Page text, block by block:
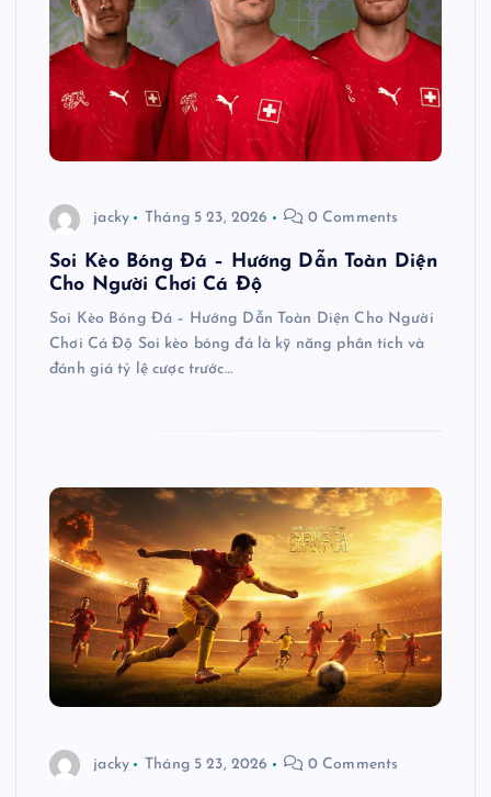
jacky Tháng 5 23, 2026 0 Comments
Soi Kèo Bóng Đá – Hướng Dẫn Toàn Diện
Cho Người Chơi Cá Độ
Soi Kèo Bóng Đá – Hướng Dẫn Toàn Diện Cho Người
Chơi Cá Độ Soi kèo bóng đá là kỹ năng phân tích và
đánh giá tỷ lệ cược trước…
jacky Tháng 5 23, 2026 0 Comments